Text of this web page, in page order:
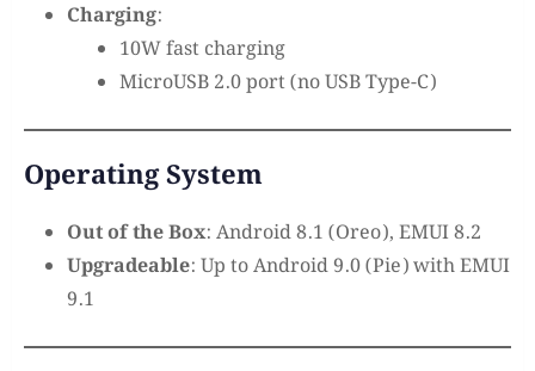
Charging:
10W fast charging
MicroUSB 2.0 port (no USB Type-C)
Operating System
Out of the Box: Android 8.1 (Oreo), EMUI 8.2
Upgradeable: Up to Android 9.0 (Pie) with EMUI
9.1